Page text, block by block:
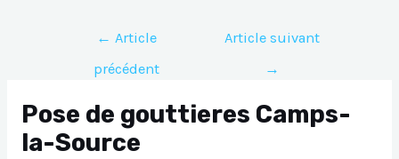
Navigation
l’article
← Article
précédent
Article suivant
→
Pose de gouttieres Camps-
la-Source